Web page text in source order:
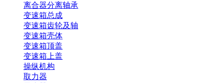
离合器分离轴承
变速箱总成
变速箱齿轮及轴
变速箱壳体
变速箱顶盖
变速箱上盖
操纵机构
取力器